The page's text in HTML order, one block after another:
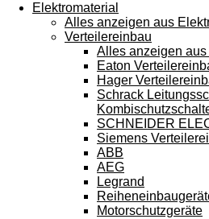
Elektromaterial
Alles anzeigen aus
Verteilereinbau
Alles anzeigen
Eaton
Hager
Schrack
SCHNEIDER
Siemens
ABB
AEG
Legrand
Motorschutzgeräte